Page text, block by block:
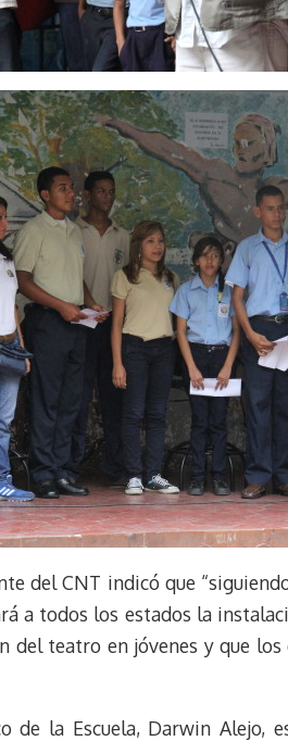
del CNT indicó que
a todos los estados la
del teatro en jóvenes y que
de la Escuela, Darwin Alejo,